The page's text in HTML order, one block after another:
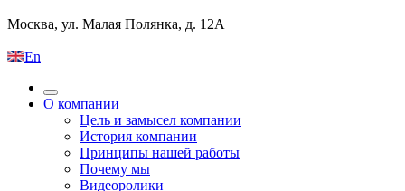
Москва, ул. Малая Полянка, д. 12А
En
О компании
Цель и замысел компании
История компании
Принципы нашей работы
Почему мы
Видеоролики